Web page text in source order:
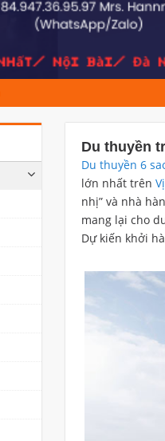
​Du thuyền
Du thuyền 6
lớn nhất trên
nhị” và nhà
mang lại cho
Dự kiến khởi